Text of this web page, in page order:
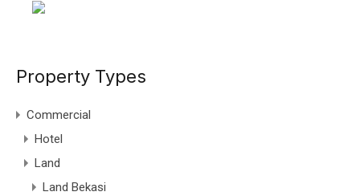
Property Types
Commercial
Hotel
Land
Land Bekasi